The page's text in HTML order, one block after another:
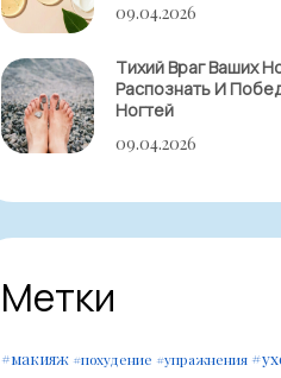
09.04.2026
Тихий Враг Ваших
Распознать И
Ногтей
09.04.2026
Метки
#макияж #похудение #упражнения